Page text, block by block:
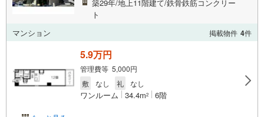
築29年/地上11階建て/鉄骨鉄筋コンクリー
ト
マンション
掲載物件 4件
5.9万円
管理費等 5,000円
敷
なし 礼 なし
ワンルーム 34.4m2 6階